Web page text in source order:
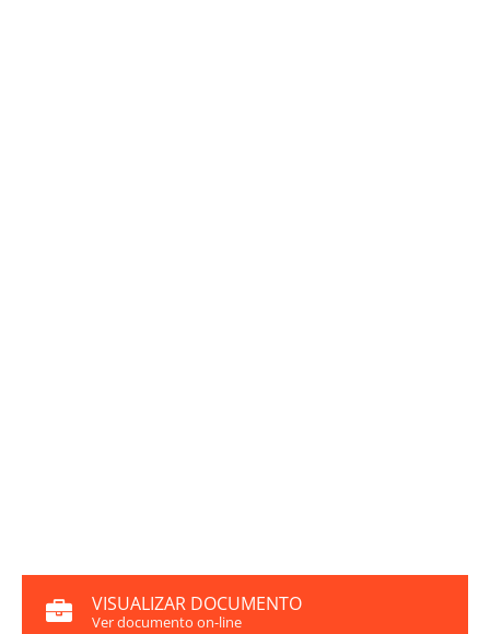
VISUALIZAR DOCUMENTO
Ver documento on-line